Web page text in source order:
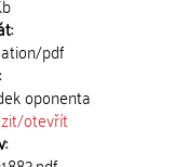
pdf
oponenta
otevřít